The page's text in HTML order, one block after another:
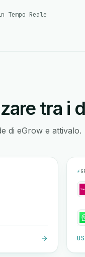
Tempo Reale
tra i
di eGrow e attivalo.
⚡